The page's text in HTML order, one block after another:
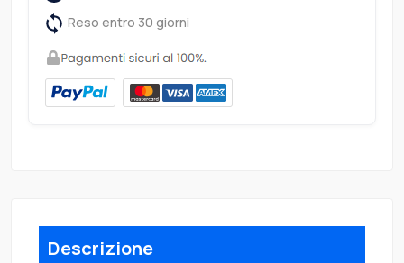
Reso entro 30 giorni
Descrizione